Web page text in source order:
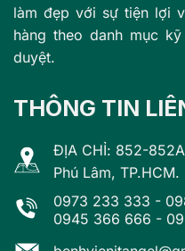
làm đẹp với sự tiện lợi
hàng theo danh mục
duyệt.
THÔNG TIN
ĐỊA CHỈ: 852-
Phú Lâm, TP.HCM.
0973 233 333 -
0945 366 666 -